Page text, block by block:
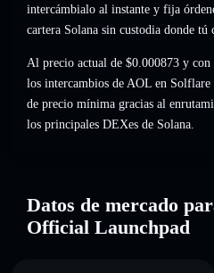
intercámbialo al instante y fija
cartera Solana sin custodia donde tú
Al precio actual de $0.000873 y
los intercambios de AOL en Solflare
de precio mínima gracias al
los principales DEXes de Solana.
Datos de mercado
Official Launchpad